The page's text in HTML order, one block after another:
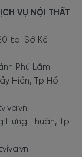
VỤ NỘI THẤT
tại Sở Kế
Phú Lâm
Hiền, Tp Hồ
Hưng Thuận, Tp